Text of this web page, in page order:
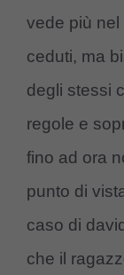
vede più
ceduti, ma
degli stessi
regole e
fino ad ora
punto di
caso di
che il